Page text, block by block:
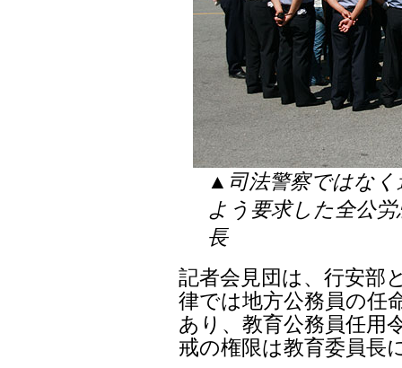
▲司法警察ではなく
よう要求した全公
長
記者会見団は、行安部
律では地方公務員の任
あり、教育公務員任用
戒の権限は教育委員長